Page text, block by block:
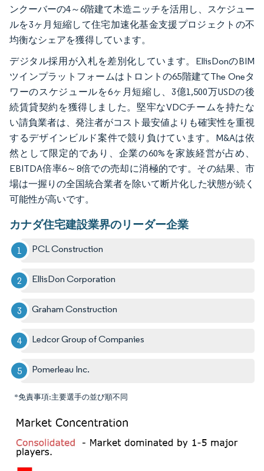
ンクーバーの4～6階建て木造ニッチを活用し、スケジュー
ルを3ヶ月短縮して住宅加速化基金支援プロジェクトの不
均衡なシェアを獲得しています。
デジタル採用が入札を差別化しています。EllisDonのBIM
ツインプラットフォームはトロントの65階建てThe Oneタ
ワーのスケジュールを6ヶ月短縮し、3億1,500万USDの後
続賃貸契約を獲得しました。堅牢なVDCチームを持たな
い請負業者は、発注者がコスト最安値よりも確実性を重視
するデザインビルド案件で競り負けています。M&Aは依
然として限定的であり、企業の60%を家族経営が占め、
EBITDA倍率6～8倍での売却に消極的です。その結果、市
場は一握りの全国統合業者を除いて断片化した状態が続く
可能性が高いです。
カナダ住宅建設業界のリーダー企業
PCL Construction
EllisDon Corporation
Graham Construction
Ledcor Group of Companies
Pomerleau Inc.
*免責事項:主要選手の並び順不同